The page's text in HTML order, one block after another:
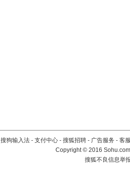
搜狗输入法 - 支付中心 - 搜狐招聘 - 广告服务 - 客
Copyright©2016
搜狐不良信息举